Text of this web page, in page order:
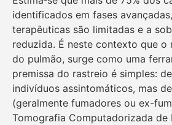
identificados em fases
terapêuticas são limitadas e a
reduzida. É neste contexto que o
do pulmão, surge como uma
premissa do rastreio é simples:
indivíduos assintomáticos, mas
(geralmente fumadores ou ex-
Tomografia Computadorizada de